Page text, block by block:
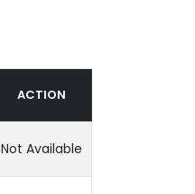
ACTION
Not Available